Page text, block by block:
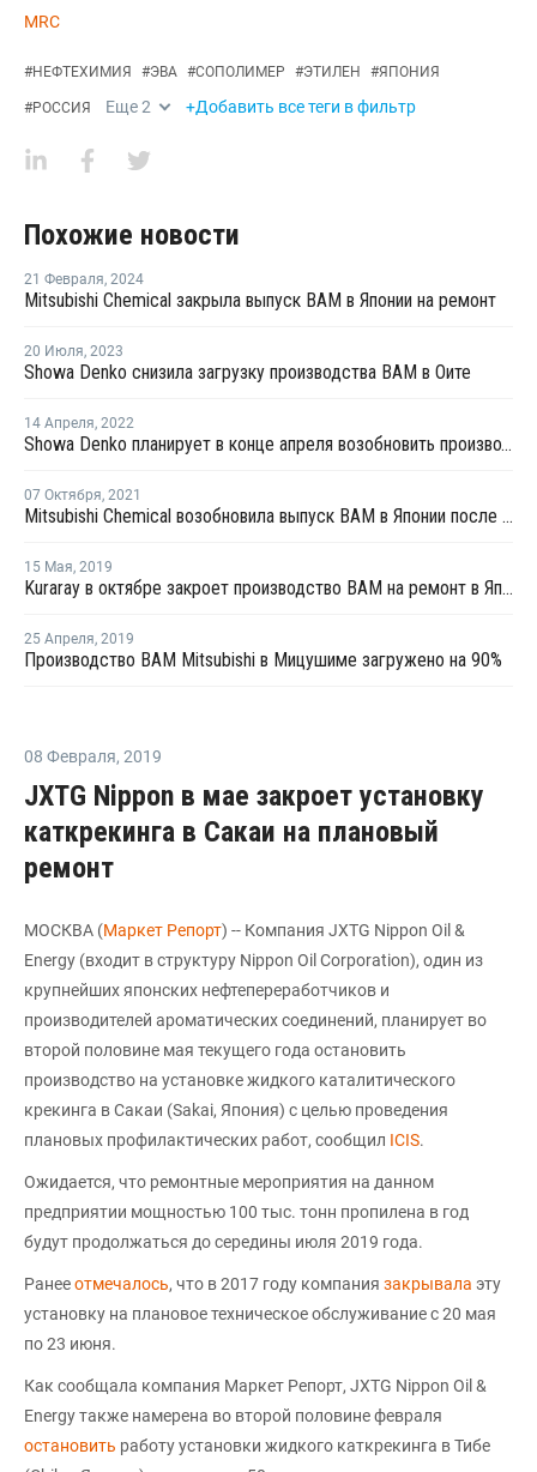
MRC
#НЕФТЕХИМИЯ #ЭВА #СОПОЛИМЕР #ЭТИЛЕН #ЯПОНИЯ
#РОССИЯ Еще2 +Добавить все теги в фильтр
Похожие новости
21 Февраля, 2024
Mitsubishi Chemical закрыла выпуск ВАМ в Японии на ремонт
20 Июля, 2023
Showa Denko снизила загрузку производства ВАМ в Оите
14 Апреля, 2022
Showa Denko планирует в конце апреля возобновить производство ВАМ в Оите
07 Октября, 2021
Mitsubishi Chemical возобновила выпуск ВАМ в Японии после ремонта
15 Мая, 2019
Kuraray в октябре закроет производство ВАМ на ремонт в Японии
25 Апреля, 2019
Производство ВАМ Mitsubishi в Мицушиме загружено на 90%
08 Февраля, 2019
JXTG Nippon в мае закроет установку
каткрекинга в Сакаи на плановый
ремонт
МОСКВА (Маркет Репорт) -- Компания JXTG Nippon Oil &
Energy (входит в структуру Nippon Oil Corporation), один из
крупнейших японских нефтепереработчиков и
производителей ароматических соединений, планирует во
второй половине мая текущего года остановить
производство на установке жидкого каталитического
крекинга в Сакаи (Sakai, Япония) с целью проведения
плановых профилактических работ, сообщил ICIS.
Ожидается, что ремонтные мероприятия на данном
предприятии мощностью 100 тыс. тонн пропилена в год
будут продолжаться до середины июля 2019 года.
Ранееотмечалось, что в 2017 году компания закрывала эту
установку на плановое техническое обслуживание с 20 мая
по 23 июня.
Как сообщала компания Маркет Репорт, JXTG Nippon Oil &
Energy также намерена во второй половине февраля
остановить работу установки жидкого каткрекинга в Тибе